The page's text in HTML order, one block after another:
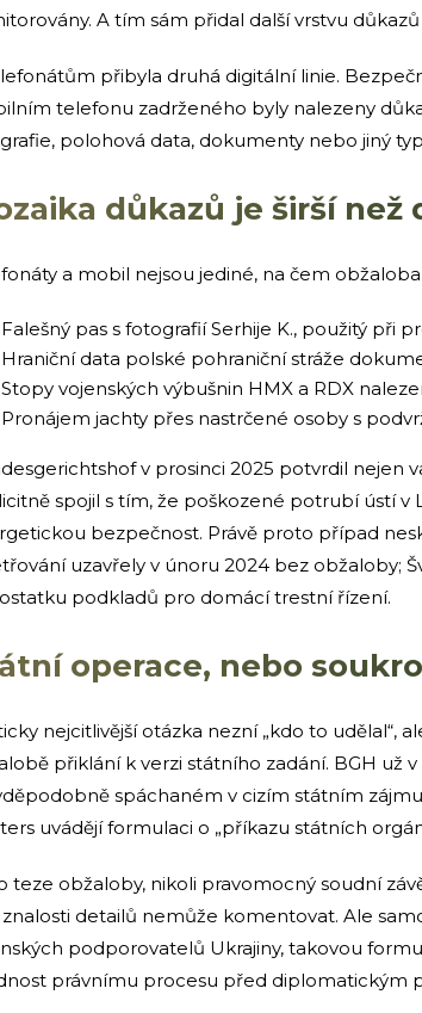
A tím sám přidal další vrstvu
přibyla druhá digitální linie.
telefonu zadrženého byly nalezeny
polohová data, dokumenty nebo jiný
důkazů je širší než
a mobil nejsou jediné, na čem
Falešný pas s fotografií Serhije K., použitý při
Hraniční data polské pohraniční stráže
Stopy vojenských výbušnin HMX a RDX
Pronájem jachty přes nastrčené osoby s
v prosinci 2025 potvrdil nejen
spojil s tím, že poškozené potrubí ústí
bezpečnost. Právě proto případ
uzavřely v únoru 2024 bez obžaloby;
podkladů pro domácí trestní řízení.
operace, nebo
nejcitlivější otázka nezní „kdo to udělal“,
přiklání k verzi státního zadání. BGH už v
spáchaném v cizím státním
uvádějí formulaci o „příkazu státních
teze obžaloby, nikoli pravomocný soudní
detailů nemůže komentovat. Ale
podporovatelů Ukrajiny, takovou
právnímu procesu před diplomatickým